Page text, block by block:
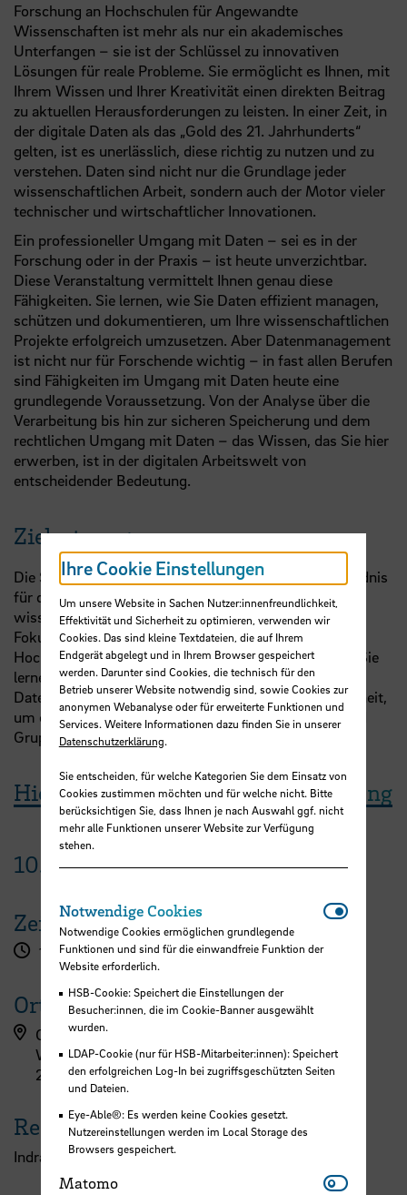
Forschung an Hochschulen für Angewandte
Wissenschaften ist mehr als nur ein akademisches
Unterfangen – sie ist der Schlüssel zu innovativen
Lösungen für reale Probleme. Sie ermöglicht es Ihnen, mit
Ihrem Wissen und Ihrer Kreativität einen direkten Beitrag
zu aktuellen Herausforderungen zu leisten. In einer Zeit, in
der digitale Daten als das „Gold des 21. Jahrhunderts“
gelten, ist es unerlässlich, diese richtig zu nutzen und zu
verstehen. Daten sind nicht nur die Grundlage jeder
wissenschaftlichen Arbeit, sondern auch der Motor vieler
technischer und wirtschaftlicher Innovationen.
Ein professioneller Umgang mit Daten – sei es in der
Forschung oder in der Praxis – ist heute unverzichtbar.
Diese Veranstaltung vermittelt Ihnen genau diese
Fähigkeiten. Sie lernen, wie Sie Daten effizient managen,
schützen und dokumentieren, um Ihre wissenschaftlichen
Projekte erfolgreich umzusetzen. Aber Datenmanagement
ist nicht nur für Forschende wichtig – in fast allen Berufen
sind Fähigkeiten im Umgang mit Daten heute eine
grundlegende Voraussetzung. Von der Analyse über die
Verarbeitung bis hin zur sicheren Speicherung und dem
rechtlichen Umgang mit Daten – das Wissen, das Sie hier
erwerben, ist in der digitalen Arbeitswelt von
entscheidender Bedeutung.
Zielsetzung
Die Studierenden sollen ein praxisorientiertes Verständnis
für die Forschung und den Umgang mit
wissenschaftlichen Daten entwickeln. Dabei wird der
Fokus auf die Bedeutung von Forschung für die
Hochschule für Angewandte Wissenschaften gelegt. Sie
lernen wichtige Grundlagen in den Bereichen
Datenmanagement, Dokumentation und Datensicherheit,
um optimal auf eigene wissenschaftliche Arbeiten und
Gruppenprojekte vorbereitet zu werden.
Hier geht es zur Workshopanmeldung
10. Mai2025
Zeit
10:00 - 14:15 Uhr
Ort
Campus Werderstraße
Werderstraße 73
28199 Bremen
Referent:in
Indra Smith
Ihre Cookie Einstellungen
Um unsere Website in Sachen Nutzer:innenfreundlichkeit,
Effektivität und Sicherheit zu optimieren, verwenden wir
Cookies. Das sind kleine Textdateien, die auf Ihrem
Endgerät abgelegt und in Ihrem Browser gespeichert
werden. Darunter sind Cookies, die technisch für den
Betrieb unserer Website notwendig sind, sowie Cookies zur
anonymen Webanalyse oder für erweiterte Funktionen und
Services. Weitere Informationen dazu finden Sie in unserer
Datenschutzerklärung.
Sie entscheiden, für welche Kategorien Sie dem Einsatz von
Cookies zustimmen möchten und für welche nicht. Bitte
berücksichtigen Sie, dass Ihnen je nach Auswahl ggf. nicht
mehr alle Funktionen unserer Website zur Verfügung
stehen.
Notwendige Cookies
Notwendige Cookies ermöglichen grundlegende
Funktionen und sind für die einwandfreie Funktion der
Website erforderlich.
HSB-Cookie: Speichert die Einstellungen der
Besucher:innen, die im Cookie-Banner ausgewählt
wurden.
LDAP-Cookie (nur für HSB-Mitarbeiter:innen): Speichert
den erfolgreichen Log-In bei zugriffsgeschützten Seiten
und Dateien.
Eye-Able®: Es werden keine Cookies gesetzt.
Nutzereinstellungen werden im Local Storage des
Browsers gespeichert.
Matomo Matomo